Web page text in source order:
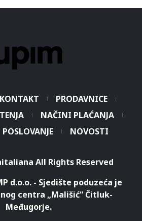
KONTAKT
PRODAVNICE
NAČINI PLAĆANJA
POSLOVANJE NOVOSTI
All Rights Reserved
d.o.o. - Sjedište poduzeća je
centra „Mališić“ Čitluk-
Međugorje.